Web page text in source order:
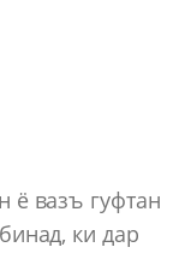
ё вазъ гуфтан
ки дар